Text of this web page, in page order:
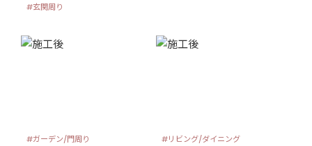
#玄関周り
#ガーデン/門周り #リビング/ダイニング